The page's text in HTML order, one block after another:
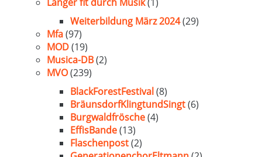
Weiterbildung März 2024(29)
Mfa(97)
MOD(19)
Musica-DB(2)
MVO(239)
BlackForestFestival(8)
BräunsdorfKlingtundSingt(6)
Burgwaldfrösche(4)
EffisBande(13)
Flaschenpost(2)